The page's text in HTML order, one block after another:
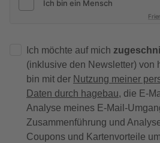
Ich möchte auf mich
(inklusive den Newsletter) von
bin mit der Nutzung meiner
Daten durch hagebau, die E-
Analyse meines E-Mail-
Zusammenführung und
Coupons und Kartenvorteile